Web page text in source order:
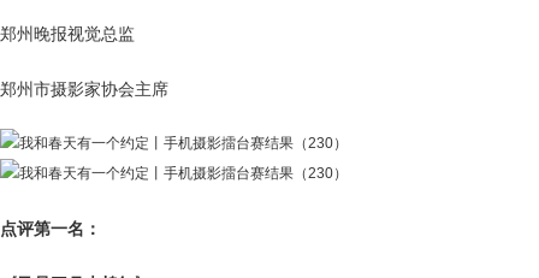
郑州晚报视觉总监
郑州市摄影家协会主席
点评第一名：